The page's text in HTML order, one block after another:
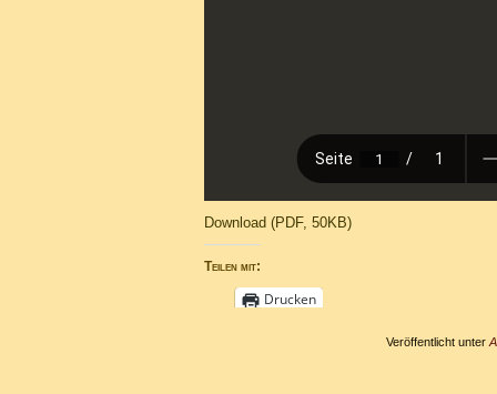
Download (PDF, 50KB)
Teilen mit:
Drucken
Veröffentlicht unter